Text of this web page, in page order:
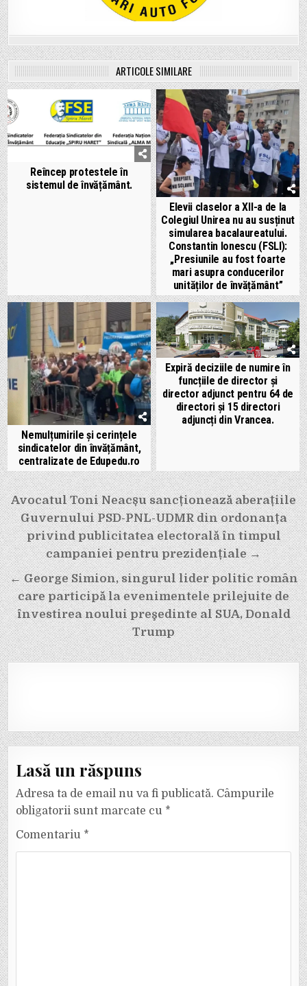
ARTICOLE SIMILARE
Reîncep protestele în
sistemul de învățământ.
Elevii claselor a XII-a de la
Colegiul Unirea nu au susținut
simularea bacalaureatului.
Constantin Ionescu (FSLI):
„Presiunile au fost foarte
mari asupra conducerilor
unităților de învățământ”
Nemulțumirile și cerințele
sindicatelor din învățământ,
centralizate de Edupedu.ro
Expiră deciziile de numire în
funcțiile de director și
director adjunct pentru 64 de
directori și 15 directori
adjuncți din Vrancea.
Navigare
în
articole
Avocatul Toni Neacșu sancționează aberațiile
Guvernului PSD-PNL-UDMR din ordonanța
privind publicitatea electorală în timpul
campaniei pentru prezidențiale →
← George Simion, singurul lider politic român
care participă la evenimentele prilejuite de
învestirea noului preşedinte al SUA, Donald
Trump
Lasă un răspuns
Adresa ta de email nu va fi publicată. Câmpurile
obligatorii sunt marcate cu *
Comentariu *